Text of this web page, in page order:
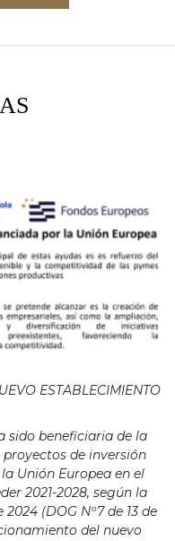
ESTABLECIMIENTO
sido beneficiaria de la
de inversión
Unión Europea en el
2021-2028, según la
(DOG Nº7 de 13 de
del nuevo